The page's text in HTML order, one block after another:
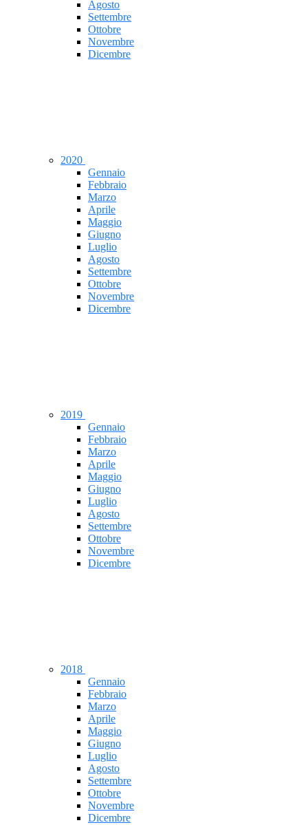
Agosto
Settembre
Ottobre
Novembre
Dicembre
2020
Gennaio
Febbraio
Marzo
Aprile
Maggio
Giugno
Luglio
Agosto
Settembre
Ottobre
Novembre
Dicembre
2019
Gennaio
Febbraio
Marzo
Aprile
Maggio
Giugno
Luglio
Agosto
Settembre
Ottobre
Novembre
Dicembre
2018
Gennaio
Febbraio
Marzo
Aprile
Maggio
Giugno
Luglio
Agosto
Settembre
Ottobre
Novembre
Dicembre